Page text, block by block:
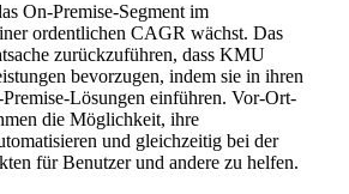
On-Premise-Segment im
ordentlichen CAGR wächst. Das
zurückzuführen, dass KMU
bevorzugen, indem sie in ihren
Lösungen einführen. Vor-Ort-
die Möglichkeit, ihre
und gleichzeitig bei der
für Benutzer und andere zu helfen.